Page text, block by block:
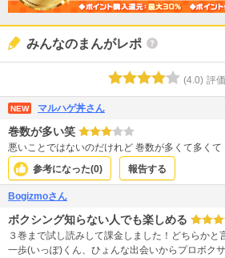
みんなのまんがレポ
(4.0) 評
NEW マルハゲ丼さん
巻数が多い笑
悪いことではないのだけれど 巻数が多くて多くて
参考になった(0) 報告する
Bogizmoさん
ボクシング知らない人でも楽しめる
３巻まで試し読みして課金しました！どちらかと
一歩(いっぽ)くん、ひょんな出会いからプロボク